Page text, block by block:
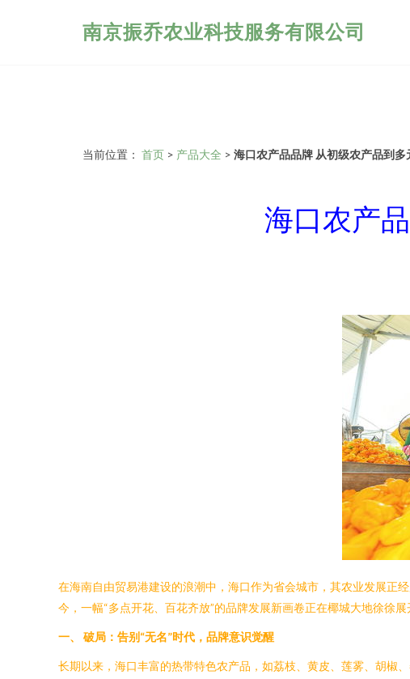
南京振乔农业科技服务有限公司
当前位置： 首页 > 产品大全 > 海口农产品品牌 从初级农产品到
海口农产
在海南自由贸易港建设的浪潮中，海口作为省会城市，其农业发展正
今，一幅“多点开花、百花齐放”的品牌发展新画卷正在椰城大地徐徐
一、 破局：告别“无名”时代，品牌意识觉醒
长期以来，海口丰富的热带特色农产品，如荔枝、黄皮、莲雾、胡椒